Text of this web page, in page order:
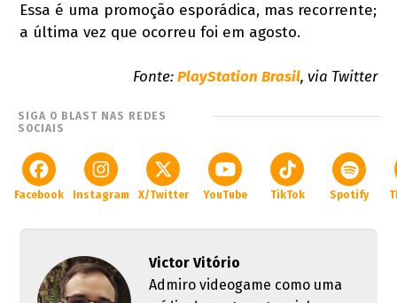
Essa é uma promoção esporádica, mas recorrente;
a última vez que ocorreu foi em agosto.
Fonte:PlayStation Brasil, via Twitter
SIGA O BLAST NAS REDES
SOCIAIS
Facebook Instagram X/Twitter YouTube TikTok Spotify
Victor Vitório
Admiro videogame como uma